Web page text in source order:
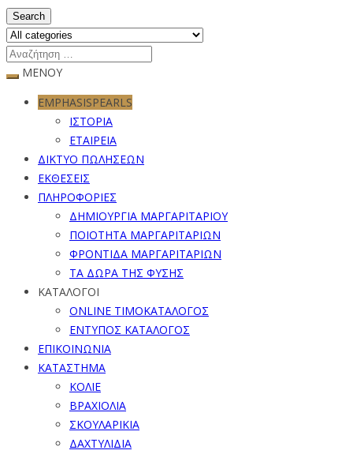
Search
ΜΕΝΟΥ
EMPHASISPEARLS
ΙΣΤΟΡΙΑ
ΕΤΑΙΡΕΙΑ
ΔΙΚΤΥΟ ΠΩΛΗΣΕΩΝ
ΕΚΘΕΣΕΙΣ
ΠΛΗΡΟΦΟΡΙΕΣ
ΔΗΜΙΟΥΡΓΙΑ ΜΑΡΓΑΡΙΤΑΡΙΟΥ
ΠΟΙΟΤΗΤΑ ΜΑΡΓΑΡΙΤΑΡΙΩΝ
ΦΡΟΝΤΙΔΑ ΜΑΡΓΑΡΙΤΑΡΙΩΝ
ΤΑ ΔΩΡΑ ΤΗΣ ΦΥΣΗΣ
ΚΑΤΑΛΟΓΟΙ
ONLINE ΤΙΜΟΚΑΤΑΛΟΓΟΣ
ΕΝΤΥΠΟΣ ΚΑΤΑΛΟΓΟΣ
ΕΠΙΚΟΙΝΩΝΙΑ
ΚΑΤΑΣΤΗΜΑ
ΚΟΛΙΕ
ΒΡΑΧΙΟΛΙΑ
ΣΚΟΥΛΑΡΙΚΙΑ
ΔΑΧΤΥΛΙΔΙΑ